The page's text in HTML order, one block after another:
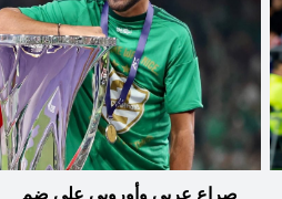
صراع عربي وأوروبي على ضم